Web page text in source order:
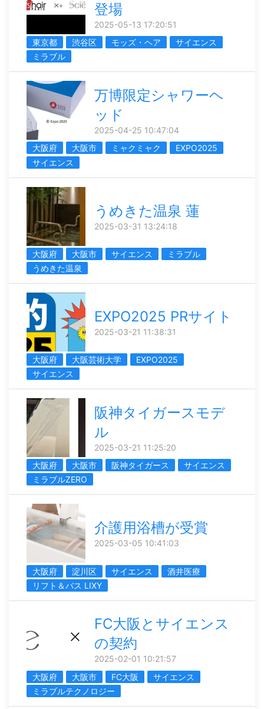
登場
2025-05-13 17:20:51
東京都
渋谷区 モッズ・ヘア
サイエンス
ミラブル
万博限定シャワーヘ
ッド
2025-04-25 10:47:04
大阪府
大阪市 ミャクミャク
EXPO2025
サイエンス
うめきた温泉 蓮
2025-03-31 13:24:18
大阪府 大阪市 サイエンス
ミラブル
うめきた温泉
EXPO2025 PRサイト
2025-03-21 11:38:31
大阪府 大阪芸術大学
EXPO2025
サイエンス
阪神タイガースモデ
ル
2025-03-21 11:25:20
大阪府
大阪市 阪神タイガース
サイエンス
ミラブルZERO
介護用浴槽が受賞
2025-03-05 10:41:03
大阪府 淀川区 サイエンス
酒井医療
リフト＆バス LIXY
FC大阪とサイエンス
の契約
2025-02-01 10:21:57
大阪府
大阪市 FC大阪
サイエンス
ミラブルテクノロジー